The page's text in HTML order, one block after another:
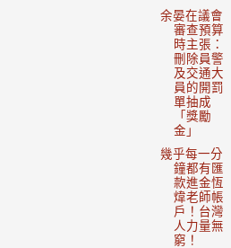
余晏在議會
審查預算
時主張：
刪除員警
及交通大
員的開罰
單抽成
「獎勵
金」
幾乎每一分
鐘都有匯
款進金恆
煒老師帳
戶！台灣
人力量無
窮！